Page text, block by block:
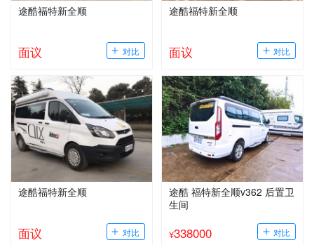
途酷福特新全顺
面议
途酷福特新全顺
面议
途酷福特新全顺
面议
途酷 福特新全顺v362 后置卫
生间
¥338000